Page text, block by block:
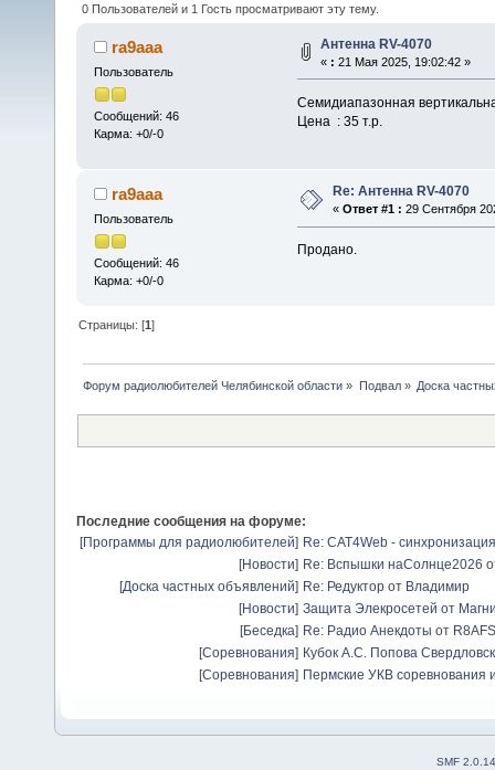
0 Пользователей и 1 Гость просматривают эту тему.
ra9aaa
Пользователь
Сообщений: 46
Карма: +0/-0
Антенна RV-4070
« : 21 Мая 2025, 19:02:42 »
Семидиапазонная
Цена : 35 т.р.
ra9aaa
Пользователь
Сообщений: 46
Карма: +0/-0
Re: Антенна RV-4070
« Ответ #1 : 29 Сентября
Продано.
Страницы: [1]
Форум радиолюбителей Челябинской области » Подвал» Доска
Последние сообщения на форуме:
[Программы для радиолюбителей] Re: CAT4Web -
[Новости] Re: Вспышки наСолнце2026
[Доска частных объявлений] Re: Редуктор от Владимир
[Новости] Защита Элекросетей от
[Беседка] Re: Радио Анекдоты от R8AFS
[Соревнования] Кубок А.С. Попова
[Соревнования] Пермские УКВ соревнования
SMF 2.0.14